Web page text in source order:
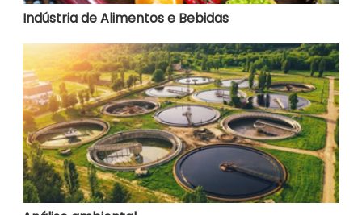
Indústria de Alimentos e Bebidas